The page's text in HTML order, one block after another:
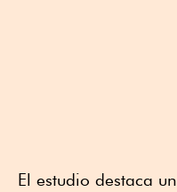
El estudio destaca un